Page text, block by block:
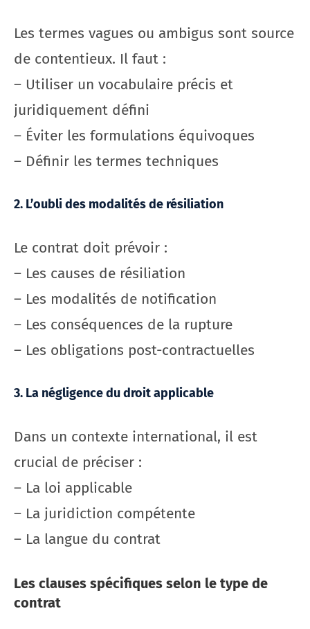
Les termes vagues ou ambigus sont source
de contentieux. Il faut :
– Utiliser un vocabulaire précis et
juridiquement défini
– Éviter les formulations équivoques
– Définir les termes techniques
2. L’oubli des modalités de résiliation
Le contrat doit prévoir :
– Les causes de résiliation
– Les modalités de notification
– Les conséquences de la rupture
– Les obligations post-contractuelles
3. La négligence du droit applicable
Dans un contexte international, il est
crucial de préciser :
– La loi applicable
– La juridiction compétente
– La langue du contrat
Les clauses spécifiques selon le type de
contrat